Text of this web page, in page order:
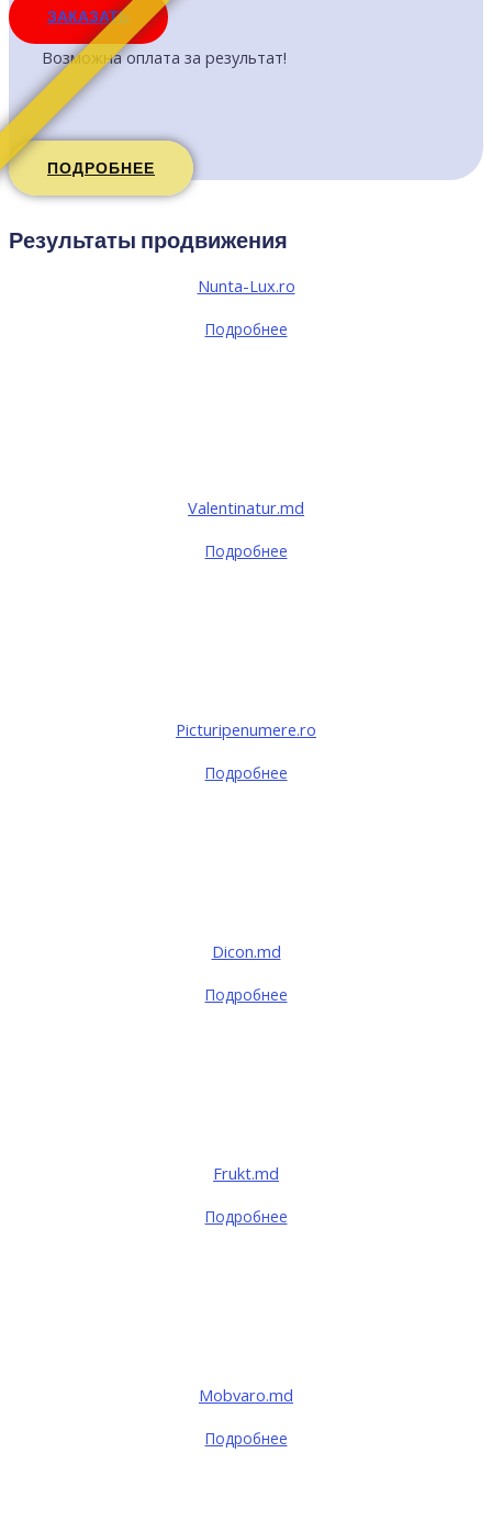
ЗАКАЗАТЬ
Возможна оплата за результат!
ПОДРОБНЕЕ
Результаты продвижения
Nunta-Lux.ro
Подробнее
Valentinatur.md
Подробнее
Picturipenumere.ro
Подробнее
Dicon.md
Подробнее
Frukt.md
Подробнее
Mobvaro.md
Подробнее